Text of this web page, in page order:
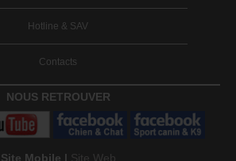
Hotline & SAV
Contacts
NOUS RETROUVER
Site Mobile | Site Web